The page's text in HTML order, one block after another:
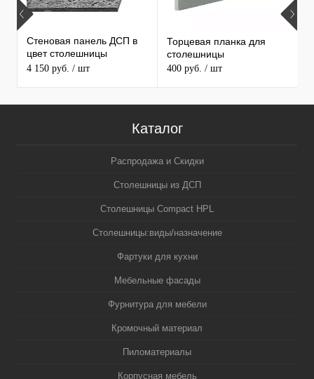
Стеновая панель ДСП в
цвет столешницы
MAERSS
4 150 руб. / шт
Торцевая планка для
столешницы
400 руб. / шт
Каталог
Распродажа и Скидки
Столешницы из ДСП
Столешницы Compact HPL
Столешницы:виды/назначение
Фартуки для кухни
Мебельные фасады
Фурнитура для мебели
Кромочный материал
Пиломатериалы
Корпусная мебель